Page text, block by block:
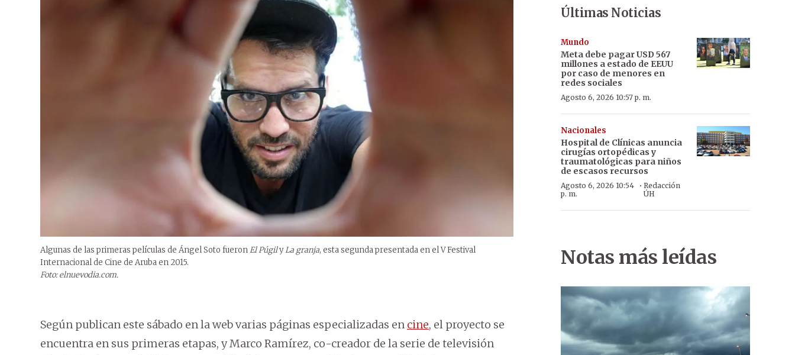
Algunas de las primeras películas de Ángel Soto fueronEl PúgilyLa granja, esta segunda presentada en el V Festival
Internacional de Cine de Aruba en 2015.
Foto: elnuevodia.com.
Según publican este sábado en la web varias páginas especializadas en cine, el proyecto se
encuentra en sus primeras etapas, y Marco Ramírez, co-creador de la serie de televisión
Últimas Noticias
Mundo
Meta debe pagar USD 567
millones a estado de EEUU
por caso de menores en
redes sociales
Agosto 6, 2026 10:57 p. m.
Nacionales
Hospital de Clínicas anuncia
cirugías ortopédicas y
traumatológicas para niños
de escasos recursos
Agosto 6, 2026 10:54
p. m.
· Redacción
ÚH
Notas más leídas